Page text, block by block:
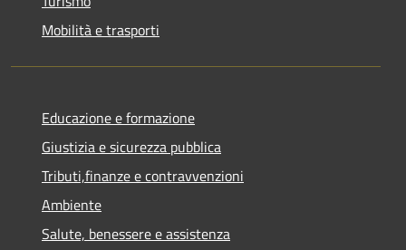
Mobilità e trasporti
Educazione e formazione
Giustizia e sicurezza pubblica
Tributi,finanze e contravvenzioni
Ambiente
Salute, benessere e assistenza